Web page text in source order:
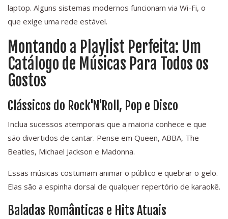
laptop. Alguns sistemas modernos funcionam via Wi-Fi, o
que exige uma rede estável.
Montando a Playlist Perfeita: Um
Catálogo de Músicas Para Todos os
Gostos
Clássicos do Rock'N'Roll, Pop e Disco
Inclua sucessos atemporais que a maioria conhece e que
são divertidos de cantar. Pense em Queen, ABBA, The
Beatles, Michael Jackson e Madonna.
Essas músicas costumam animar o público e quebrar o gelo.
Elas são a espinha dorsal de qualquer repertório de karaokê.
Baladas Românticas e Hits Atuais